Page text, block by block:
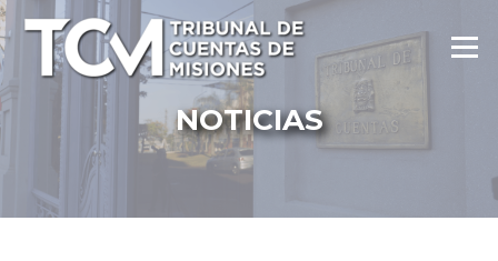
Ir
al
contenido
Menú
NOTICIAS